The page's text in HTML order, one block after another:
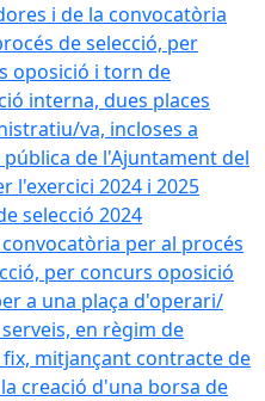
i de la convocatòria
de selecció, per
oposició i torn de
interna, dues places
va, incloses a
de l'Ajuntament del
l'exercici 2024 i 2025
selecció 2024
convocatòria per al procés
per concurs oposició
a una plaça d'operari/
en règim de
mitjançant contracte de
creació d'una borsa de